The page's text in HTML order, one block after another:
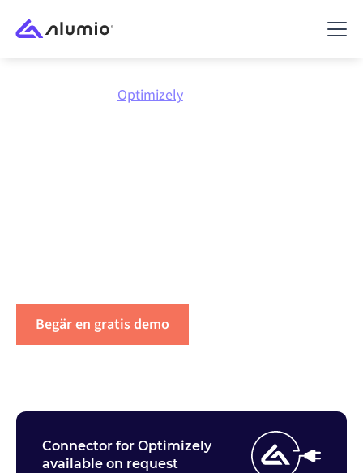
Optimizely
Begär en gratis demo
Connector for Optimizely
available on request